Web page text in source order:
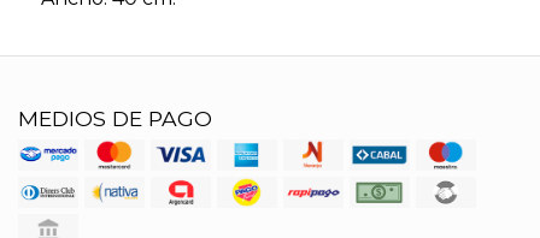
MEDIOS DE PAGO